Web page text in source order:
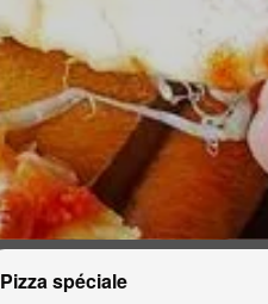
Pizza spéciale